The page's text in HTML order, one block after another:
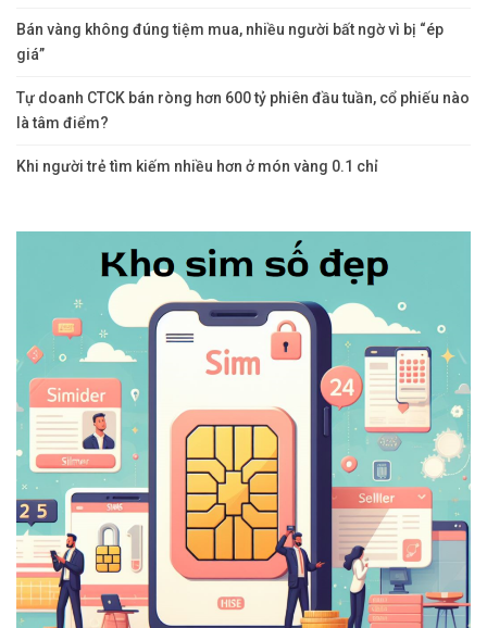
Bán vàng không đúng tiệm mua, nhiều người bất ngờ vì bị “ép
giá”
Tự doanh CTCK bán ròng hơn 600 tỷ phiên đầu tuần, cổ phiếu nào
là tâm điểm?
Khi người trẻ tìm kiếm nhiều hơn ở món vàng 0.1 chỉ